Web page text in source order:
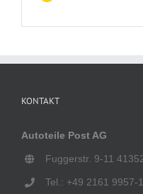
KONTAKT
Autoteile Post AG
Fuggerstr. 9-11
Tel.: +49 2161 9957-